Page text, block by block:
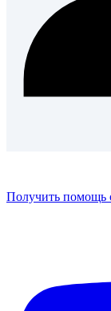
Получить помощь